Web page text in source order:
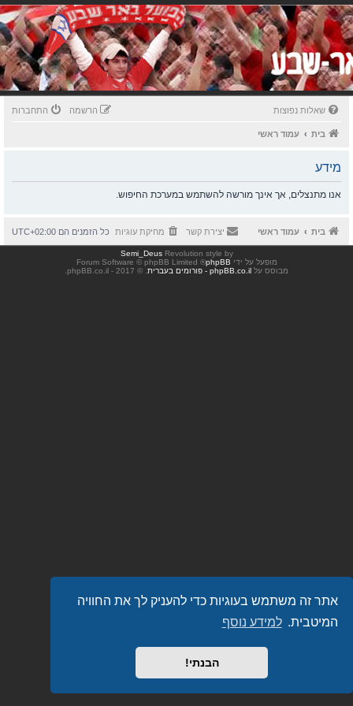
אתר זה משתמש בעוגיות כדי להעניק לך את החוויה
המיטבית. למידע נוסף
הבנתי!
שאלות נפוצות התחברות הרשמה
בית עמוד ראשי
מידע
אנו מתנצלים, אך אינך מורשה להשתמש במערכת החיפוש.
בית עמוד ראשי כל הזמנים הם UTC+02:00 מחיקת עוגיות יצירת קשר
Revolution style by
Semi_Deus
מופעל על ידי phpBB
® Forum Software © phpBB Limited
מבוסס על phpBB.co.il - פורומים בעברית . © 2017 - phpBB.co.il.